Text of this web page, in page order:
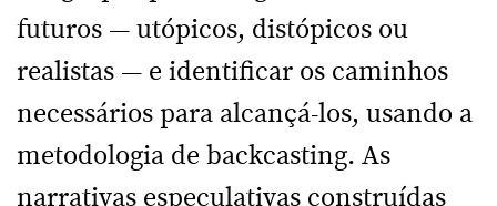
futuros — utópicos, distópicos ou
realistas — e identificar os caminhos
necessários para alcançá-los, usando a
metodologia de backcasting. As
narrativas especulativas construídas